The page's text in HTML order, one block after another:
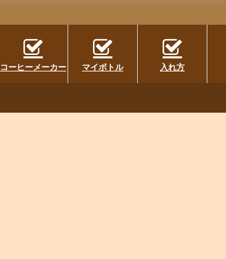
コーヒーメーカー マイボトル 入れ方